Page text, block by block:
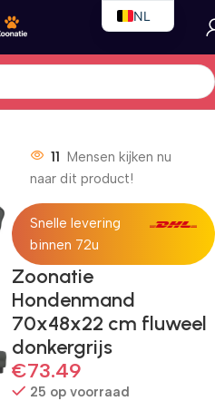
11 Mensen kijken nu
naar dit product!
Snelle levering
binnen 72u
Zoonatie
Hondenmand
70x48x22 cm fluweel
donkergrijs
€73.49
25 op voorraad
NL